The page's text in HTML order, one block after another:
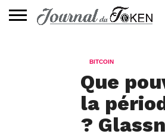
BITCOIN
Que
la
?